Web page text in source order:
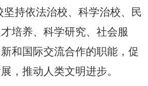
坚持依法治校、科学治校、民
培养、科学研究、社会服
和国际交流合作的职能，促
，推动人类文明进步。